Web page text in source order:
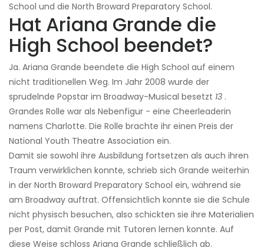
School und die North Broward Preparatory School.
Hat Ariana Grande die
High School beendet?
Ja. Ariana Grande beendete die High School auf einem
nicht traditionellen Weg. Im Jahr 2008 wurde der
sprudelnde Popstar im Broadway-Musical besetzt 13 .
Grandes Rolle war als Nebenfigur - eine Cheerleaderin
namens Charlotte. Die Rolle brachte ihr einen Preis der
National Youth Theatre Association ein.
Damit sie sowohl ihre Ausbildung fortsetzen als auch ihren
Traum verwirklichen konnte, schrieb sich Grande weiterhin
in der North Broward Preparatory School ein, während sie
am Broadway auftrat. Offensichtlich konnte sie die Schule
nicht physisch besuchen, also schickten sie ihre Materialien
per Post, damit Grande mit Tutoren lernen konnte. Auf
diese Weise schloss Ariana Grande schließlich ab.